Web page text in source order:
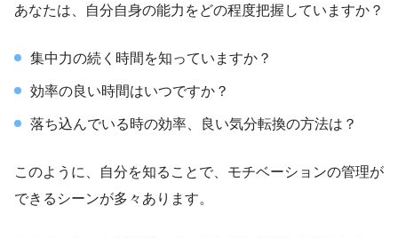
あなたは、自分自身の能力をどの程度把握していますか？
集中力の続く時間を知っていますか？
効率の良い時間はいつですか？
落ち込んでいる時の効率、良い気分転換の方法は？
このように、自分を知ることで、モチベーションの管理が
できるシーンが多々あります。